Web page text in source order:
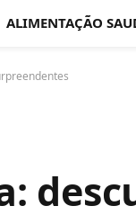
ALIMENTAÇÃO